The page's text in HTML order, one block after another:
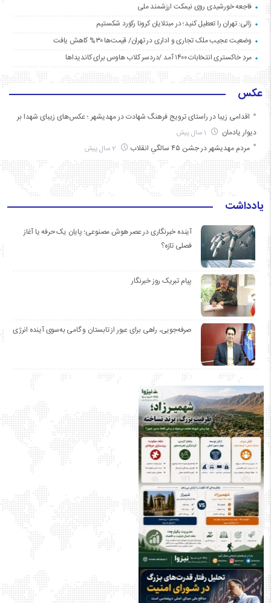
فاجعه خورشیدی روی نیمکت ارزشمند ملی
زالی: تهران را تعطیل کنید؛ در مبتلایان کرونا رکورد شکستیم
وضعیت عجیب ملک تجاری و اداری در تهران/ قیمت‌ها ۳۰% کاهش یافت
مردِ خاکستری انتخابات ۱۴۰۰ آمد /دردسر کلاب هاوس برای کاندیداها
عکس
اقدامی زیبا در راستای ترویج فرهنگ شهادت در مهدیشهر ؛ عکس‌های زیبای شهدا بر
دیوار یادمان
مردم مهدیشهر در جشن ۴۵ سالگیِ انقلاب
یادداشت
آینده خبرنگاری در عصر هوش مصنوعی؛ پایان یک حرفه یا آغاز
فصلی تازه؟
پیام تبریک روز خبرنگار
صرفه‌جویی، راهی برای عبور از تابستان و گامی به‌سوی آینده انرژی